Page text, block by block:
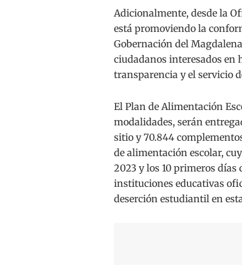
Adicionalmente, desde la
está promoviendo la
Gobernación del
ciudadanos interesados en
transparencia y el servicio
El Plan de Alimentación
modalidades, serán
sitio y 70.844
de alimentación escolar,
2023 y los 10 primeros días
instituciones educativas
deserción estudiantil en